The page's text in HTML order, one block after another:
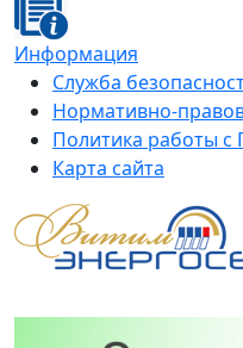
Информация
Служба
Нормативно-
Политика работы с
Карта сайта